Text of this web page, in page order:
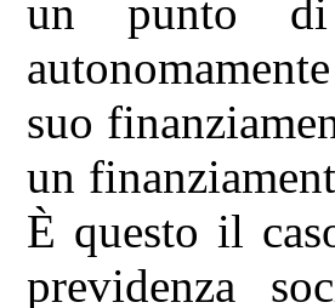
un punto di
suo
un
È questo il
previdenza